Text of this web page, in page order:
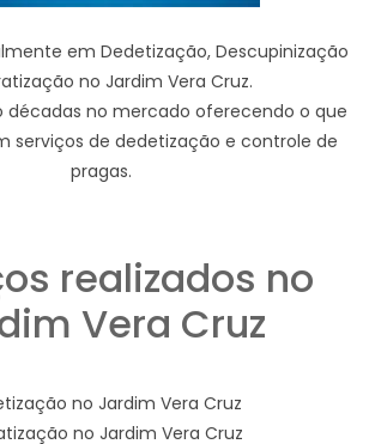
em Dedetização, Descupinização
no Jardim Vera Cruz.
décadas no mercado oferecendo o que
serviços de dedetização e controle de
pragas.
realizados no
Vera Cruz
no Jardim Vera Cruz
no Jardim Vera Cruz